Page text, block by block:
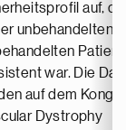
auf,
unbehandelten
war. Die
auf dem
Dystrophy